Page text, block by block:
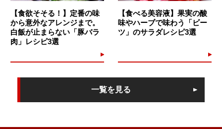
【食欲そそる！】定番の味
から意外なアレンジまで。
白飯が止まらない「豚バラ
肉」レシピ3選
【食べる美容液】果実の酸
味やハーブで味わう「ビー
ツ」のサラダレシピ3選
一覧を見る